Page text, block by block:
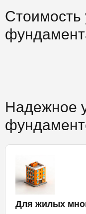
Стоимость
Надежное
Для жилых